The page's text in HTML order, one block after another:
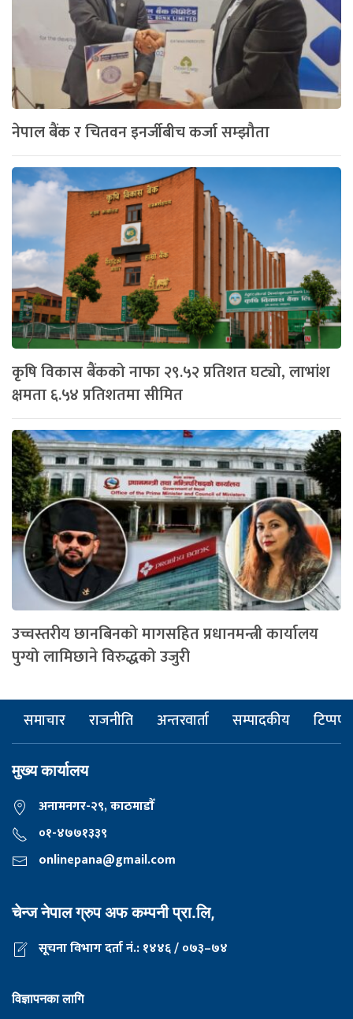
नेपाल बैंक र चितवन इनर्जीबीच कर्जा सम्झौता
कृषि विकास बैंकको नाफा २९.५२ प्रतिशत घट्यो, लाभांश
क्षमता ६.५४ प्रतिशतमा सीमित
उच्चस्तरीय छानबिनको मागसहित प्रधानमन्त्री कार्यालय
पुग्यो लामिछाने विरुद्धको उजुरी
समाचार राजनीति अन्तरवार्ता सम्पादकीय टिप्पणी
मुख्य कार्यालय
अनामनगर-२९, काठमाडाैँ
०१-४७७१३३९
onlinepana@gmail.com
चेन्ज नेपाल ग्रुप अफ कम्पनी प्रा.लि,
सूचना विभाग दर्ता नं.: १४४६ / ०७३–७४
विज्ञापनका लागि